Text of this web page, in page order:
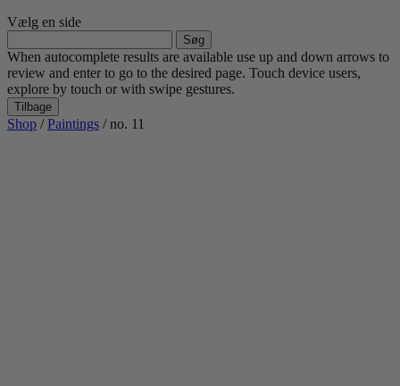
Vælg en side
efter:
When autocomplete results are available use up and down arrows to
review and enter to go to the desired page. Touch device users,
explore by touch or with swipe gestures.
Tilbage
Shop /Paintings / no. 11